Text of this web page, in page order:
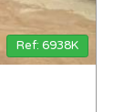
Ref: 6938K